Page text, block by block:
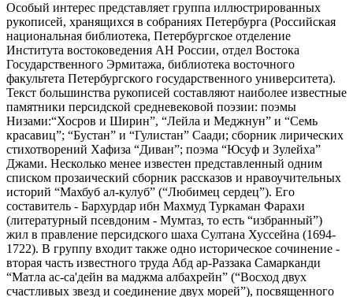
Особый интерес представляет группа иллюстрированных
рукописей, хранящихся в собраниях Петербурга (Российская
национальная библиотека, Петербургское отделение
Института востоковедения АН России, отдел Востока
Государственного Эрмитажа, библиотека восточного
факультета Петербургского государственного университета).
Текст большинства рукописей составляют наиболее известные
памятники персидской средневековой поэзии: поэмы
Низами:“Хосров и Ширин”, “Лейла и Меджнун” и “Семь
красавиц”; “Бустан” и “Гулистан” Саади; сборник лирических
стихотворений Хафиза “Диван”; поэма “Юсуф и Зулейха”
Джами. Несколько менее известен представленный одним
списком прозаический сборник рассказов и нравоучительных
историй “Махбуб ал-кулуб” (“Любимец сердец”). Его
составитель - Бархурдар ибн Махмуд Туркаман Фарахи
(литературный псевдоним - Мумтаз, то есть “избранный”)
жил в правление персидского шаха Султана Хуссейна (1694-
1722). В группу входит также одно историческое сочинение -
вторая часть известного труда Абд ар-Раззака Самарканди
“Матла ас-са'дейн ва маджма албахрейн” (“Восход двух
счастливых звезд и соединение двух морей”), посвященного